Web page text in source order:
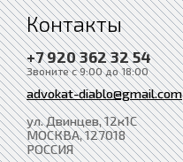
Контакты
+7 920 362 32 54
Звоните с 9:00 до 18:00
advokat-diablo@gmail.com
ул. Двинцев, 12к1С
МОСКВА, 127018
РОССИЯ